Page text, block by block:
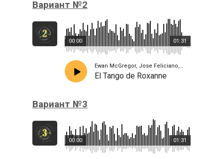
Вариант №2
01:31
00:00
Ewan McGregor, Jose Feliciano, Jacek Koman
El Tango de Roxanne
Вариант №3
01:31
00:00